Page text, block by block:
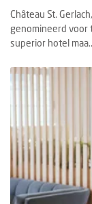
Château St.
genomineerd voor
superior hotel